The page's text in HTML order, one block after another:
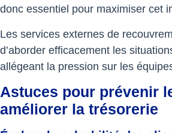
donc essentiel pour maximiser cet
Les services externes de
d’aborder efficacement les
allégeant la pression sur les
Astuces pour prévenir
améliorer la trésorerie